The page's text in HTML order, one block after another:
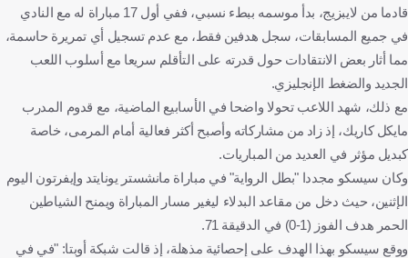
قادما من لايبزيج، بدأ موسمه ببطء نسبي، ففي أول 17 مباراة له مع النادي
في جميع المسابقات، سجل هدفين فقط، مع عدم تسجيل أي تمريرة حاسمة،
مما أثار بعض الانتقادات حول قدرته على التأقلم سريعا مع أسلوب اللعب
الجديد والضغط الإنجليزي.
مع ذلك، شهد اللاعب تحولا واضحا في الأسابيع الماضية، مع قدوم المدرب
مايكل كاريك، إذ زاد من مشاركاته وأصبح أكثر فعالية أمام المرمى، خاصة
كبديل مؤثر في العديد من المباريات.
وكان سيسكو مجددا "بطل الرواية" في مباراة مانشستر يونايتد وإيفرتون اليوم
الإثنين، حيث دخل من مقاعد البدلاء ليغير مسار المباراة ويمنح الشياطين
الحمر هدف الفوز (1-0) في الدقيقة 71.
ووقع سيسكو بهذا الهدف على إحصائية مذهلة، إذ قالت شبكة أوبتا: "في في